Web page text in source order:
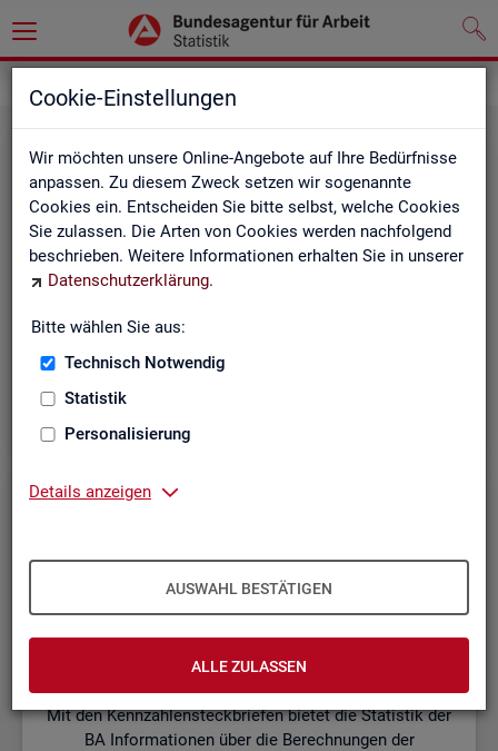
Cookie-Einstellungen
Wir möchten unsere Online-Angebote auf Ihre Bedürfnisse
anpassen. Zu diesem Zweck setzen wir sogenannte
Cookies ein. Entscheiden Sie bitte selbst, welche Cookies
Sie zulassen. Die Arten von Cookies werden nachfolgend
beschrieben. Weitere Informationen erhalten Sie in unserer
Datenschutzerklärung.
Bitte wählen Sie aus:
Technisch Notwendig
Statistik
Personalisierung
Details anzeigen
AUSWAHL BESTÄTIGEN
ALLE ZULASSEN
Die Kurzinformationen geben einen schnellen Überblick
über die Fachstatistiken der Statistik der BA.
Mit den Kennzahlensteckbriefen bietet die Statistik der
BA Informationen über die Berechnungen der